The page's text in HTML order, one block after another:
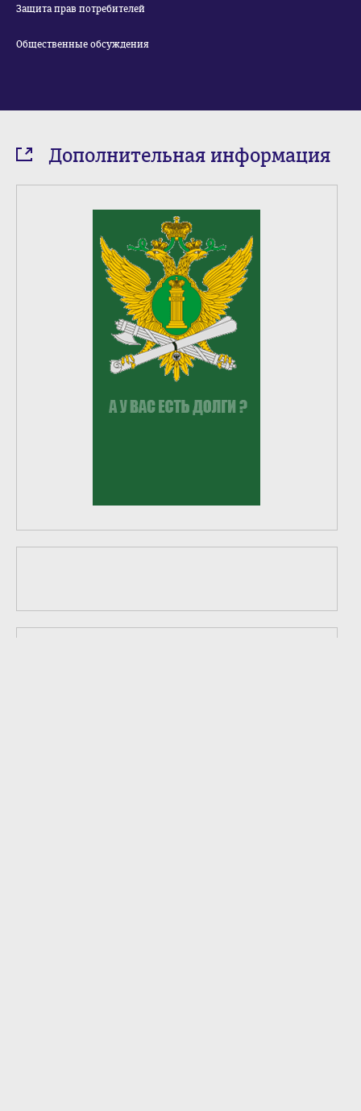
Защита прав потребителей
Общественные обсуждения
Дополнительная информация